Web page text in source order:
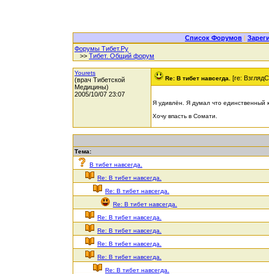
Список Форумов |
Форумы Тибет.Ру
>> Тибет. Общий форум
Yourets
(врач Тибетской
Медицины)
2005/10/07 23:07
Re: В тибет навсегда. [re:
Я удивлён. Я думал что единственный
Хочу впасть в Сомати.
Тема:
В тибет навсегда.
Re: В тибет навсегда.
Re: В тибет навсегда.
Re: В тибет навсегда.
Re: В тибет навсегда.
Re: В тибет навсегда.
Re: В тибет навсегда.
Re: В тибет навсегда.
Re: В тибет навсегда.